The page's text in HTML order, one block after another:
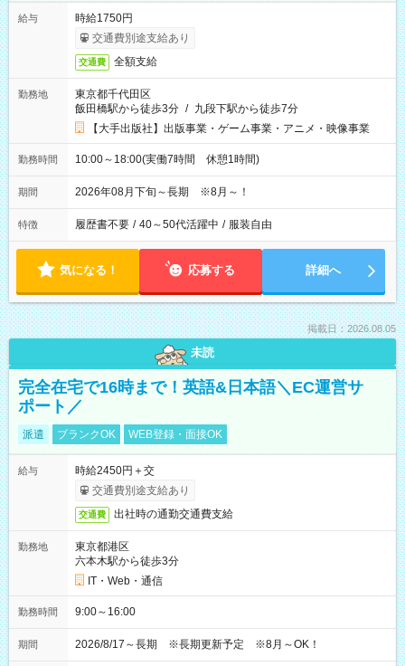
給与
時給1750円
交通費別途支給あり
交通費 全額支給
勤務地
東京都千代田区
飯田橋駅から徒歩3分 / 九段下駅から徒歩7分
【大手出版社】出版事業・ゲーム事業・アニメ・映像事業
勤務時間 10:00～18:00(実働7時間 休憩1時間)
期間 2026年08月下旬～長期 ※8月～！
特徴 履歴書不要 / 40～50代活躍中 / 服装自由
気になる！ 応募する 詳細へ
掲載日：2026.08.05
未読
完全在宅で16時まで！英語&日本語＼EC運営サ
ポート／
派遣 ブランクOK WEB登録・面接OK
給与
時給2450円＋交
交通費別途支給あり
交通費 出社時の通勤交通費支給
勤務地
東京都港区
六本木駅から徒歩3分
IT・Web・通信
勤務時間 9:00～16:00
期間 2026/8/17～長期 ※長期更新予定 ※8月～OK！